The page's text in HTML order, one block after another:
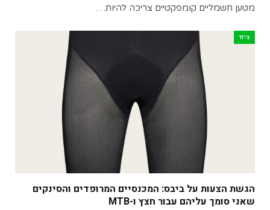
מטען חשמליים קומפקטיים צריכה להיות…
ציוד
הגשת הצעות על ביבס: המכנסיים המרופדים והסינקים
שאני סומך עליהם עבור חצץ ו-MTB